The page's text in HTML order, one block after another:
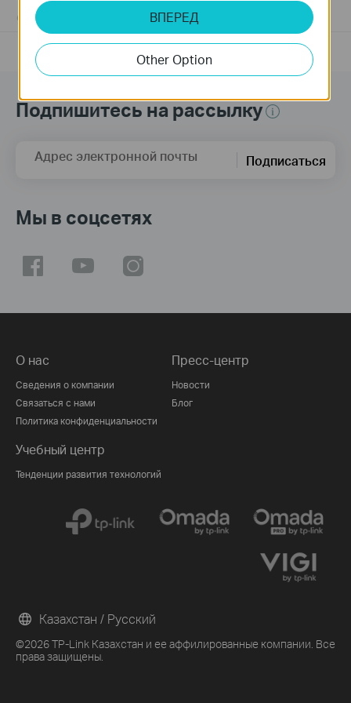
02-12-2018 views
Подпишитесь на рассылку
Адрес электронной почты Подписаться
Мы в соцсетях
О нас
Сведения о компании
Связаться с нами
Политика конфиденциальности
Пресс-центр
Новости
Блог
Учебный центр
Тенденции развития технологий
©2026 TP-Link Казахстан и ее аффилированные компании. Все
права защищены.
Казахстан / Русский
ВПЕРЕД
Other Option